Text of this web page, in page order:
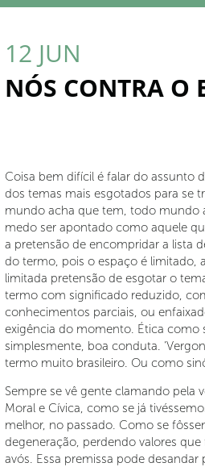
12 JUN
NÓS CONTRA O
Coisa bem difícil é falar do assunto
dos temas mais esgotados para se
mundo acha que tem, todo mundo
medo ser apontado como aquele
a pretensão de encompridar a lista
do termo, pois o espaço é limitado,
limitada pretensão de esgotar o
termo com significado reduzido,
conhecimentos parciais, ou
exigência do momento. Ética como
simplesmente, boa conduta.
termo muito brasileiro. Ou como
Sempre se vê gente clamando pela
Moral e Cívica, como se já
melhor, no passado. Como se
degeneração, perdendo valores
avós. Essa premissa pode desandar